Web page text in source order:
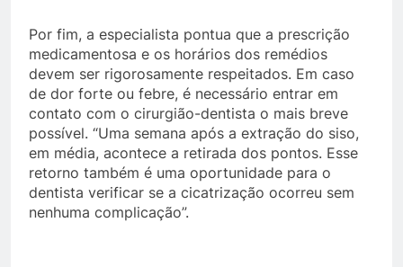
Por fim, a especialista pontua que a prescrição
medicamentosa e os horários dos remédios
devem ser rigorosamente respeitados. Em caso
de dor forte ou febre, é necessário entrar em
contato com o cirurgião-dentista o mais breve
possível. “Uma semana após a extração do siso,
em média, acontece a retirada dos pontos. Esse
retorno também é uma oportunidade para o
dentista verificar se a cicatrização ocorreu sem
nenhuma complicação”.